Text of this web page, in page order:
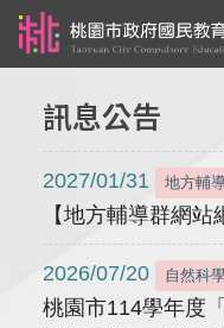
訊息公告
2027/01/31 地方輔
【地方輔導群網站
2026/07/20 自然科
桃園市114學年度